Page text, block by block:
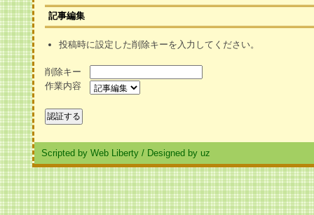
記事編集
投稿時に設定した削除キーを入力してください。
削除キー
作業内容
Scripted by Web Liberty / Designed by uz